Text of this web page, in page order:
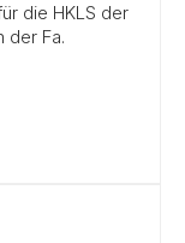
die HKLS der
der Fa.